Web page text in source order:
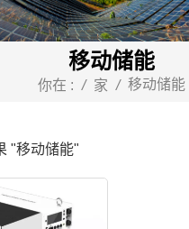
移动储能
你在 : / 家 / 移动储能
"移动储能"